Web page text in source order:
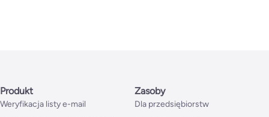
Produkt
Weryfikacja listy e-mail
Zasoby
Dla przedsiębiorstw